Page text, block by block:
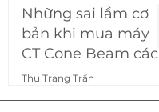
giảm khùng - Ép
Morita theo giá bạn
muốn!"
Những sai lầm cơ
bản khi mua máy
CT Cone Beam các
phòng khám nha
Thu Trang Trần